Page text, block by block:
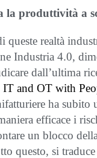
la produttività a
queste realtà
Industria 4.0,
dall’ultima
and OT with
ha subito
efficace i
un blocco
questo, si